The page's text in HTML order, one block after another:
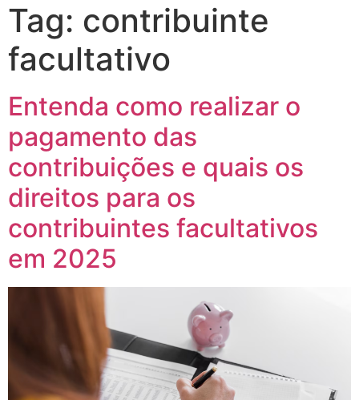
Tag: contribuinte
facultativo
Entenda como realizar o
pagamento das
contribuições e quais os
direitos para os
contribuintes facultativos
em 2025